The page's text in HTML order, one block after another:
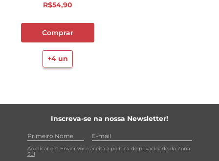
R$54,90
Comprar
+4un
Inscreva-se na nossa Newsletter!
Ao clicar em Enviar você aceita a política de privacidade do Zona
Sul